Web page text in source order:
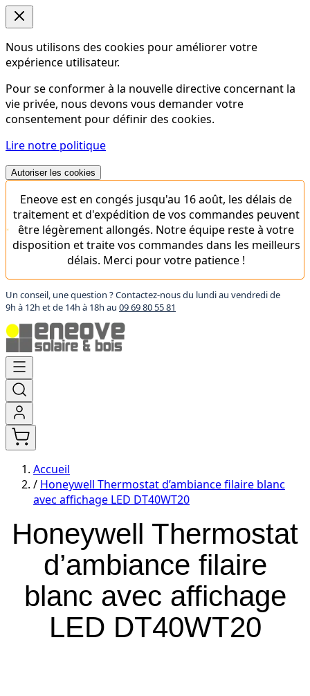
Nous utilisons des cookies pour améliorer votre
expérience utilisateur.
Pour se conformer à la nouvelle directive concernant la
vie privée, nous devons vous demander votre
consentement pour définir des cookies.
Lire notre politique
Autoriser les cookies
Eneove est en congés jusqu'au 16 août, les délais de
traitement et d'expédition de vos commandes peuvent
être légèrement allongés. Notre équipe reste à votre
disposition et traite vos commandes dans les meilleurs
délais. Merci pour votre patience !
Un conseil, une question ? Contactez-nous du lundi au vendredi de
9h à 12h et de 14h à 18h au 09 69 80 55 81
Aller
contenu
Accueil
/ Honeywell Thermostat d’ambiance filaire blanc
avec affichage LED DT40WT20
Honeywell Thermostat
d’ambiance filaire
blanc avec affichage
LED DT40WT20